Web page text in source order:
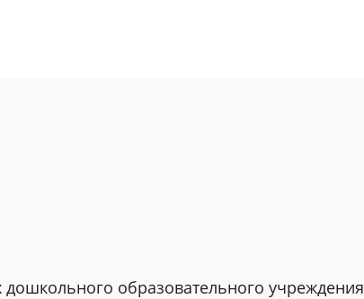
образовательного учреждения